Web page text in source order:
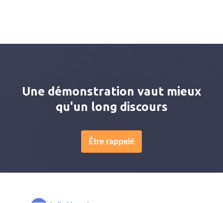
Une démonstration vaut mieux
qu'un long discours
Être rappelé